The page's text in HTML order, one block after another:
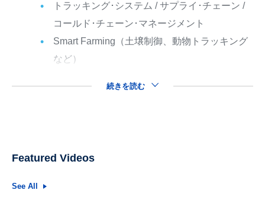
トラッキング･システム / サプライ･チェーン /
コールド･チェーン･マネージメント
Smart Farming（土壌制御、動物トラッキング
など）
続きを読む
Featured Videos
See All